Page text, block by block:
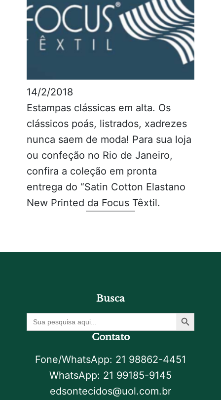
14/2/2018
Estampas clássicas em alta. Os
clássicos poás, listrados, xadrezes
nunca saem de moda! Para sua loja
ou confeção no Rio de Janeiro,
confira a coleção em pronta
entrega do “Satin Cotton Elastano
New Printed da Focus Têxtil.
Busca
Procurar
por:
Botão De Pesquisa
Contato
Fone/WhatsApp: 21 98862-4451
WhatsApp: 21 99185-9145
edsontecidos@uol.com.br